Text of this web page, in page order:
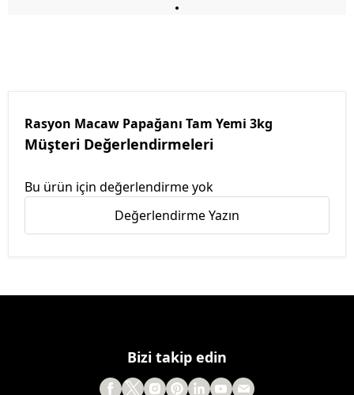
•
Rasyon Macaw Papağanı Tam Yemi 3kg
Müşteri Değerlendirmeleri
Bu ürün için değerlendirme yok
Değerlendirme Yazın
Bizi takip edin